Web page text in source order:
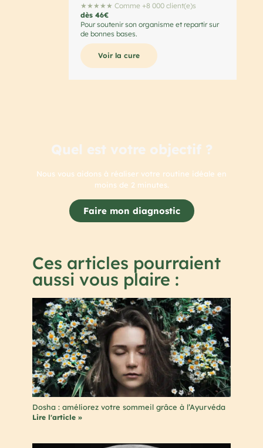
★★★★★ Comme +8 000 client(e)s
dès 46€
Pour soutenir son organisme et repartir sur
de bonnes bases.
Voir la cure
Quel est votre objectif ?
Nous vous aidons à réaliser votre routine idéale en
moins de 2 minutes.
Faire mon diagnostic
Ces articles pourraient
aussi vous plaire :
Dosha : améliorez votre sommeil grâce à l’Ayurvéda
Lire l'article »